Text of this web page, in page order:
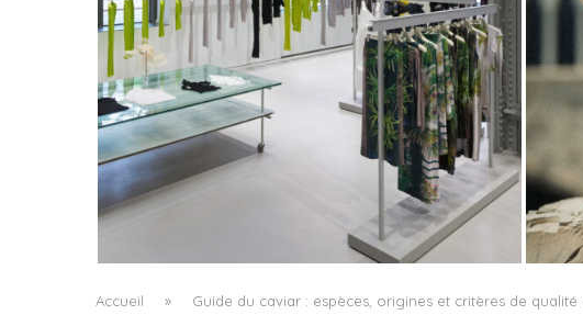
ISSEY MIYAKE AU 45 MADISON AVENUE : LE
PLI COMME PRINCIPE ARCHITECTURAL
Pascal Iakovou
Accueil » Guide du caviar : espèces, origines et critères de qualité